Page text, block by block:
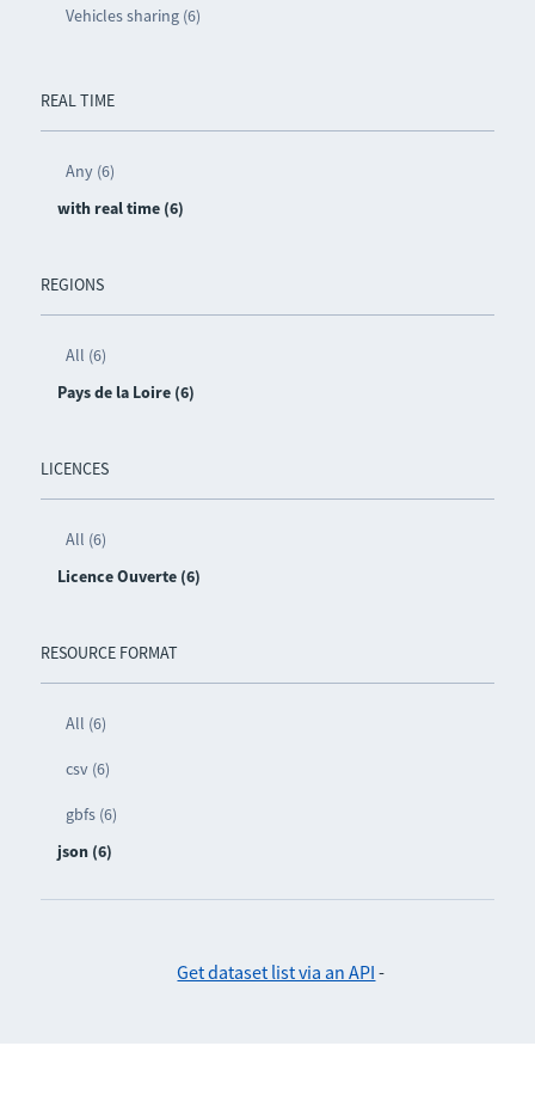
Vehicles sharing (6)
REAL TIME
Any (6)
with real time (6)
REGIONS
All (6)
Pays de la Loire (6)
LICENCES
All (6)
Licence Ouverte (6)
RESOURCE FORMAT
All (6)
csv (6)
gbfs (6)
json (6)
Get dataset list via an API -